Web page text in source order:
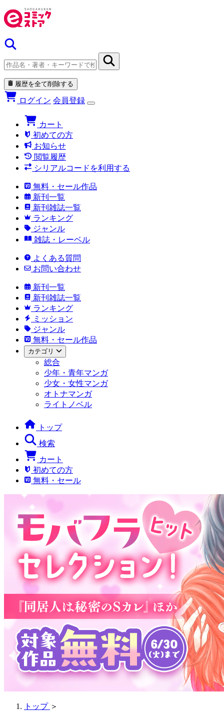
履歴を全て削除する
ログイン 会員登録
カート
初めての方
お知らせ
閲覧履歴
シリアルコードを利用する
無料・セール作品
新刊一覧
新刊雑誌一覧
ランキング
ジャンル
雑誌・レーベル
よくある質問
お問い合わせ
新刊一覧
新刊雑誌一覧
ランキング
ミッション
ジャンル
無料・セール作品
カテゴリ
総合
少年・青年マンガ
少女・女性マンガ
オトナマンガ
ライトノベル
トップ
検索
カート
初めての方
無料・セール
トップ ＞